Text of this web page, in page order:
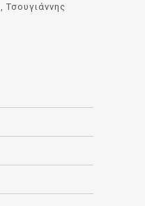
Τσουγιάννης